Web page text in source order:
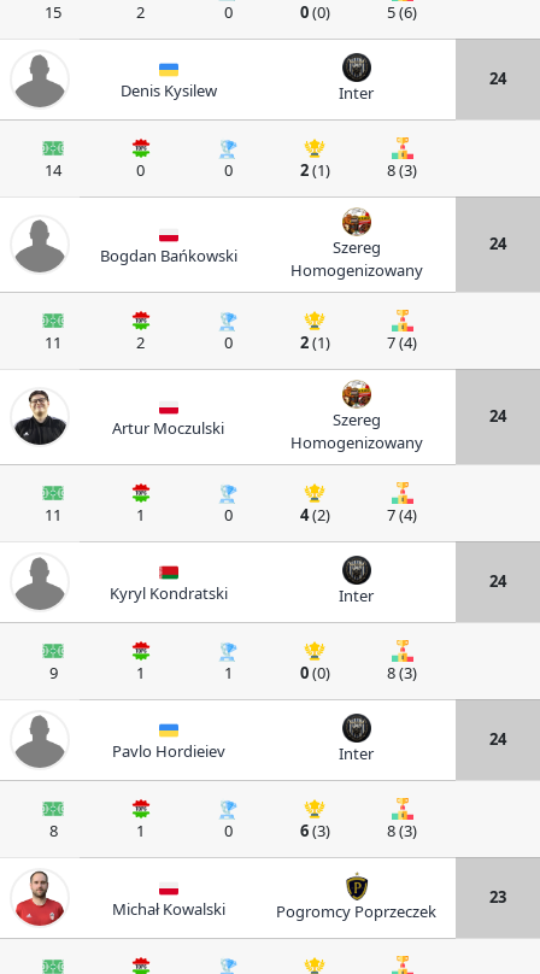
15 2 0 0(0) 5 (6)
Denis Kysilew Inter
24
14 0 0 2(1) 8 (3)
Bogdan Bańkowski
Szereg
Homogenizowany
24
11 2 0 2(1) 7 (4)
Artur Moczulski
Szereg
Homogenizowany
24
11 1 0 4(2) 7 (4)
Kyryl Kondratski Inter
24
9 1 1 0(0) 8 (3)
Pavlo Hordieiev Inter
24
8 1 0 6(3) 8 (3)
Michał Kowalski Pogromcy Poprzeczek
23